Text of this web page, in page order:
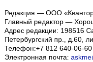
Редакция — ООО
Главный редактор —
Адрес редакции: 198516
Петербургский пр., д.60,
Телефон:+7 812 640-06-60
Электронная почта: